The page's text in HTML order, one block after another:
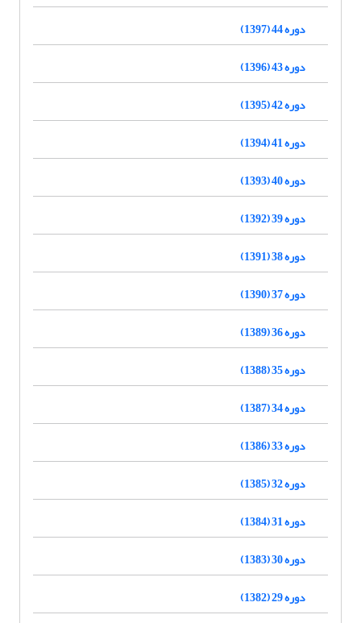
دوره 44 (1397)
دوره 43 (1396)
دوره 42 (1395)
دوره 41 (1394)
دوره 40 (1393)
دوره 39 (1392)
دوره 38 (1391)
دوره 37 (1390)
دوره 36 (1389)
دوره 35 (1388)
دوره 34 (1387)
دوره 33 (1386)
دوره 32 (1385)
دوره 31 (1384)
دوره 30 (1383)
دوره 29 (1382)